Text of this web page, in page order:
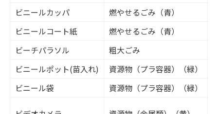
ビニールカッパ
燃やせるごみ（青）
ビニールコート紙
燃やせるごみ（青）
ビーチパラソル
粗大ごみ
ビニールポット(苗入れ)
資源物（プラ容器）（緑）
ビニール袋
資源物（プラ容器）（緑）